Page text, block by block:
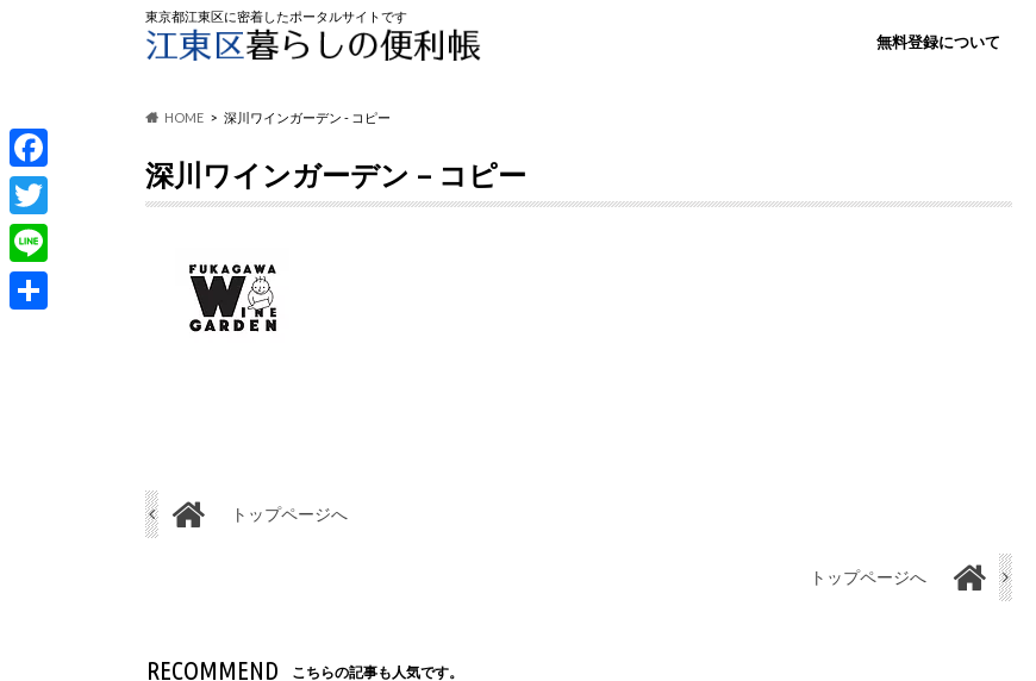
東京都江東区に密着したポータルサイトです
無料登録について
HOME 深川ワインガーデン - コピー
深川ワインガーデン – コピー
トップページへ
トップページへ
RECOMMEND こちらの記事も人気です。
F
a
c
e
T
w
i
L